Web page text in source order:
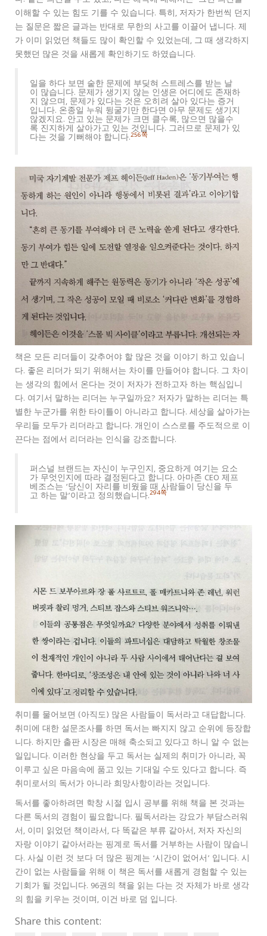
이해할 수 있는 힘도 기를 수 있습니다. 특히, 저자가 한번씩 던지
는 질문은 짧은 글과는 반대로 무한의 사고를 이끌어 냅니다. 제
가 이미 읽었던 책들도 많이 확인할 수 있었는데, 그 때 생각하지
못했던 많은 것을 새롭게 확인하기도 하였습니다.
일을 하다 보면 숱한 문제에 부딪혀 스트레스를 받는 날
이 많습니다. 문제가 생기지 않는 인생은 어디에도 존재하
지 않으며, 문제가 있다는 것은 오히려 살아 있다는 증거
입니다. 온종일 누워 뒹굴기만 한다면 아무 문제도 생기지
않겠지요. 안고 있는 문제가 크면 클수록, 많으면 많을수
록 진지하게 살아가고 있는 것입니다. 그러므로 문제가 있
다는 것을 기뻐해야 합니다.256쪽
책은 모든 리더들이 갖추어야 할 많은 것을 이야기 하고 있습니
다. 좋은 리더가 되기 위해서는 차이를 만들어야 합니다. 그 차이
는 생각의 힘에서 온다는 것이 저자가 전하고자 하는 핵심입니
다. 여기서 말하는 리더는 누구일까요? 저자가 말하는 리더는 특
별한 누군가를 위한 타이틀이 아니라고 합니다. 세상을 살아가는
우리들 모두가 리더라고 합니다. 개인이 스스로를 주도적으로 이
끈다는 점에서 리더라는 인식을 강조합니다.
퍼스널 브랜드는 자신이 누구인지, 중요하게 여기는 요소
가 무엇인지에 따라 결정된다고 합니다. 아마존 CEO 제프
베조스는 ‘당신이 자리를 비웠을 때 사람들이 당신을 두
고 하는 말’이라고 정의했습니다.294쪽
취미를 물어보면 (아직도) 많은 사람들이 독서라고 대답합니다.
취미에 대한 설문조사를 하면 독서는 빠지지 않고 순위에 등장합
니다. 하지만 출판 시장은 매해 축소되고 있다고 하니 알 수 없는
일입니다. 이러한 현상을 두고 독서는 실제의 취미가 아니라, 꼭
이루고 싶은 마음속에 품고 있는 기대일 수도 있다고 합니다. 즉
취미로서의 독서가 아니라 희망사항이라는 것입니다.
독서를 좋아하려면 학창 시절 입시 공부를 위해 책을 본 것과는
다른 독서의 경험이 필요합니다. 필독서라는 강요가 부담스러워
서, 이미 읽었던 책이라서, 다 똑같은 부류 같아서, 저자 자신의
자랑 이야기 같아서라는 핑계로 독서를 거부하는 사람이 많습니
다. 사실 이런 것 보다 더 많은 핑계는 ‘시간이 없어서’ 입니다. 시
간이 없는 사람들을 위해 이 책은 독서를 새롭게 경험할 수 있는
기회가 될 것입니다. 96권의 책을 읽는 다는 것 자체가 바로 생각
의 힘을 키우는 것이며, 이건 바로 덤 입니다.
Share this content: